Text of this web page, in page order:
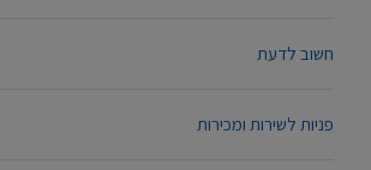
חשוב לדעת
פניות לשירות ומכירות